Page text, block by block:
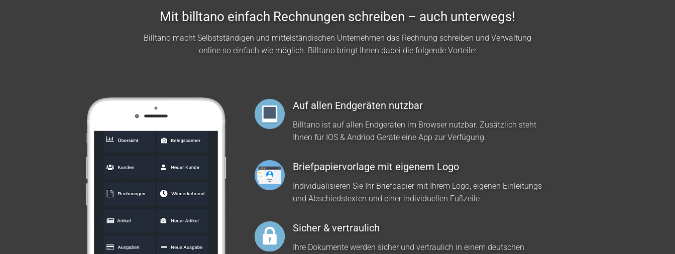
Mit billtano einfach Rechnungen schreiben – auch unterwegs!
Billtano macht Selbstständigen und mittelständischen Unternehmen das Rechnung schreiben und Verwaltung
online so einfach wie möglich. Billtano bringt Ihnen dabei die folgende Vorteile:
Auf allen Endgeräten nutzbar
Billtano ist auf allen Endgeräten im Browser nutzbar. Zusätzlich steht
Ihnen für IOS & Andriod Geräte eine App zur Verfügung.
Briefpapiervorlage mit eigenem Logo
Individualisieren Sie Ihr Briefpapier mit Ihrem Logo, eigenen Einleitungs-
und Abschiedstexten und einer individuellen Fußzeile.
Sicher & vertraulich
Ihre Dokumente werden sicher und vertraulich in einem deutschen